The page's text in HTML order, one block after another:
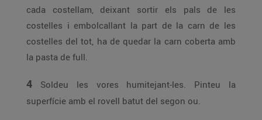
cada costellam, deixant sortir els pals de les
costelles i embolcallant la part de la carn de les
costelles del tot, ha de quedar la carn coberta amb
la pasta de full.
4 Soldeu les vores humitejant-les. Pinteu la
superfície amb el rovell batut del segon ou.